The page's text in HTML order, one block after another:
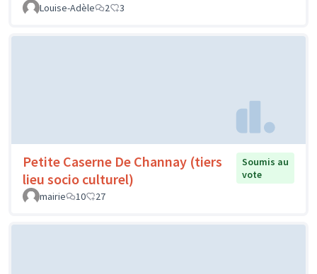
Louise-Adèle 2 3
Petite Caserne De Channay (tiers
lieu socio culturel)
Soumis au
vote
mairie
10 27